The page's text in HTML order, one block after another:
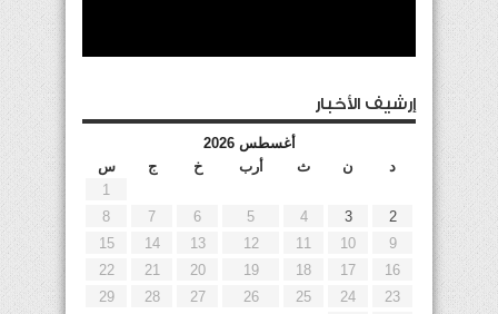
إرشيف الأخبار
أغسطس 2026
د
ن ث أرب خ ج
س
1
2
3
4
5
6
7
8
9
10
11
12
13
14
15
16
17
18
19
20
21
22
23
24
25
26
27
28
29